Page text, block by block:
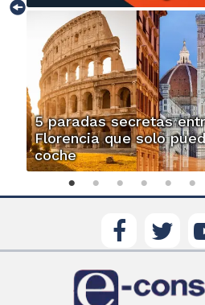
5 paradas secretas
Florencia que solo
coche